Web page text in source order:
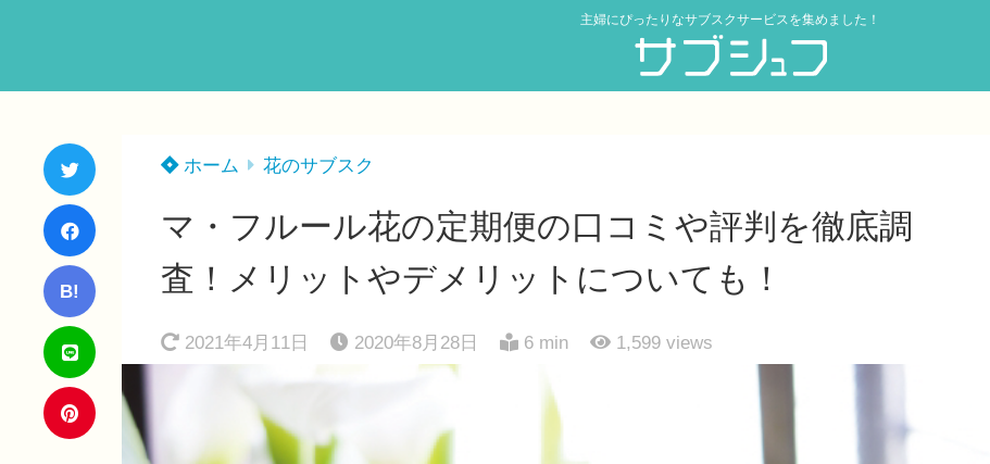
主婦にぴったりなサブスクサービスを集めました！
B!
ホーム 花のサブスク
マ・フルール花の定期便の口コミや評判を徹底調
査！メリットやデメリットについても！
2021年4月11日 2020年8月28日 6 min 1,599 views